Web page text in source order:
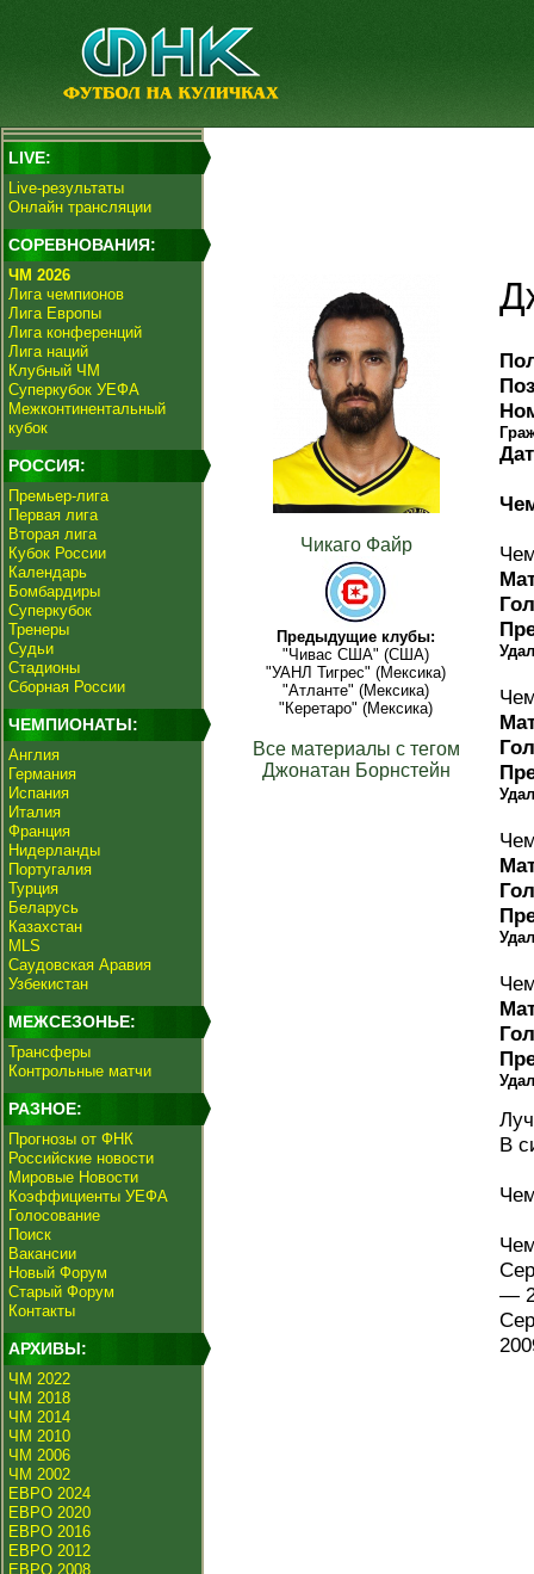
LIVE:
Live-результаты
Онлайн трансляции
СОРЕВНОВАНИЯ:
ЧМ 2026
Лига чемпионов
Лига Европы
Лига конференций
Лига наций
Клубный ЧМ
Суперкубок УЕФА
Межконтинентальный
кубок
РОССИЯ:
Премьер-лига
Первая лига
Вторая лига
Кубок России
Календарь
Бомбардиры
Суперкубок
Тренеры
Судьи
Стадионы
Сборная России
ЧЕМПИОНАТЫ:
Англия
Германия
Испания
Италия
Франция
Нидерланды
Португалия
Турция
Беларусь
Казахстан
MLS
Саудовская Аравия
Узбекистан
МЕЖСЕЗОНЬЕ:
Трансферы
Контрольные матчи
РАЗНОЕ:
Прогнозы от ФНК
Российские новости
Мировые Новости
Коэффициенты УЕФА
Голосование
Поиск
Вакансии
Новый Форум
Старый Форум
Контакты
АРХИВЫ:
ЧМ 2022
ЧМ 2018
ЧМ 2014
ЧМ 2010
ЧМ 2006
ЧМ 2002
ЕВРО 2024
ЕВРО 2020
ЕВРО 2016
ЕВРО 2012
ЕВРО 2008
Чикаго Файр
Предыдущие клубы:
"Чивас США" (США)
"УАНЛ Тигрес" (Мексика)
"Атланте" (Мексика)
"Керетаро" (Мексика)
Все материалы с тегом
Джонатан Борнстейн
В
—